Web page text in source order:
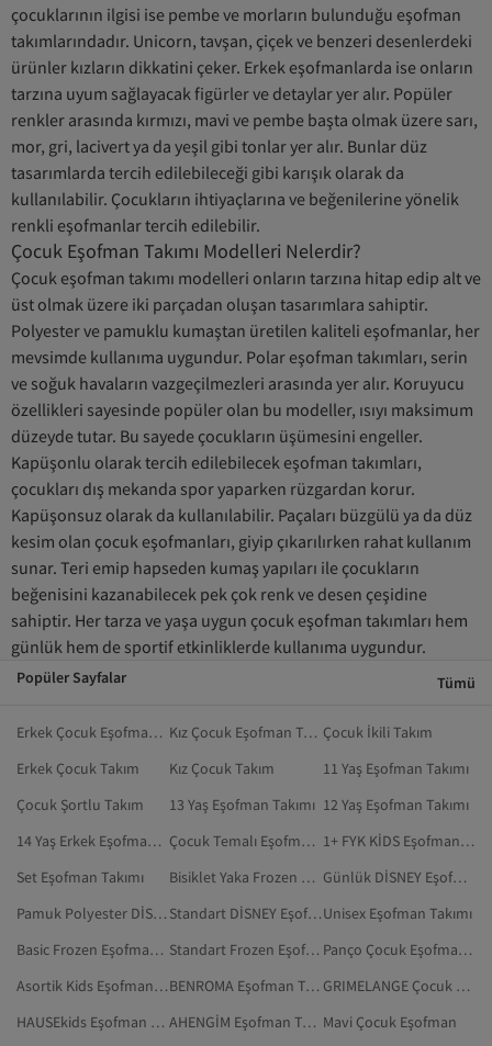
çocuklarının ilgisi ise pembe ve morların bulunduğu eşofman
takımlarındadır. Unicorn, tavşan, çiçek ve benzeri desenlerdeki
ürünler kızların dikkatini çeker. Erkek eşofmanlarda ise onların
tarzına uyum sağlayacak figürler ve detaylar yer alır. Popüler
renkler arasında kırmızı, mavi ve pembe başta olmak üzere sarı,
mor, gri, lacivert ya da yeşil gibi tonlar yer alır. Bunlar düz
tasarımlarda tercih edilebileceği gibi karışık olarak da
kullanılabilir. Çocukların ihtiyaçlarına ve beğenilerine yönelik
renkli eşofmanlar tercih edilebilir.
Çocuk Eşofman Takımı Modelleri Nelerdir?
Çocuk eşofman takımı modelleri onların tarzına hitap edip alt ve
üst olmak üzere iki parçadan oluşan tasarımlara sahiptir.
Polyester ve pamuklu kumaştan üretilen kaliteli eşofmanlar, her
mevsimde kullanıma uygundur. Polar eşofman takımları, serin
ve soğuk havaların vazgeçilmezleri arasında yer alır. Koruyucu
özellikleri sayesinde popüler olan bu modeller, ısıyı maksimum
düzeyde tutar. Bu sayede çocukların üşümesini engeller.
Kapüşonlu olarak tercih edilebilecek eşofman takımları,
çocukları dış mekanda spor yaparken rüzgardan korur.
Kapüşonsuz olarak da kullanılabilir. Paçaları büzgülü ya da düz
kesim olan çocuk eşofmanları, giyip çıkarılırken rahat kullanım
sunar. Teri emip hapseden kumaş yapıları ile çocukların
beğenisini kazanabilecek pek çok renk ve desen çeşidine
sahiptir. Her tarza ve yaşa uygun çocuk eşofman takımları hem
günlük hem de sportif etkinliklerde kullanıma uygundur.
Popüler Sayfalar Tümü
Erkek Çocuk Eşofman Takımı Kız Çocuk Eşofman Takımı Çocuk İkili Takım
Erkek Çocuk Takım
Kız Çocuk Takım
11 Yaş Eşofman Takımı
Çocuk Şortlu Takım
13 Yaş Eşofman Takımı 12 Yaş Eşofman Takımı
14 Yaş Erkek Eşofman Takımı
Çocuk Temalı Eşofman Takımı
1+ FYK KİDS Eşofman Takımı
Set Eşofman Takımı
Bisiklet Yaka Frozen Eşofman Takımı
Günlük DİSNEY Eşofman Takımı
Pamuk Polyester DİSNEY Eşofman Takımı
Standart DİSNEY Eşofman TakımıUnisex Eşofman Takımı
Basic Frozen Eşofman Takımı
Standart Frozen Eşofman Takımı
Panço Çocuk Eşofman Takımı
Asortik Kids Eşofman Takımı
BENROMA Eşofman Takımı
GRIMELANGE Çocuk Eşofman Takımı
HAUSEkids Eşofman Takımı
AHENGİM Eşofman Takımı Mavi Çocuk Eşofman